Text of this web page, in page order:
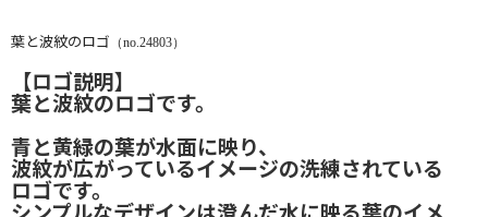
葉と波紋のロゴ （no.24803）
【ロゴ説明】
葉と波紋のロゴです。
青と黄緑の葉が水面に映り、
波紋が広がっているイメージの洗練されている
ロゴです。